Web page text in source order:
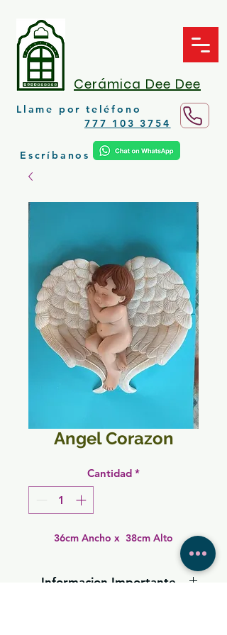
Cerámica Dee Dee
Llame por teléfono
777 103 3754
Escríbanos
Angel Corazon
Cantidad *
36cm Ancho x  38cm Alto
Informacion Importante